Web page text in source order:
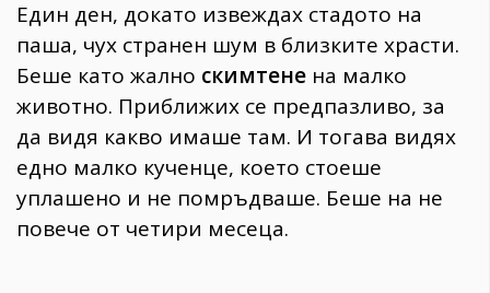
Един ден, докато извеждах стадото на
паша, чух странен шум в близките храсти.
Беше като жално скимтене на малко
животно. Приближих се предпазливо, за
да видя какво имаше там. И тогава видях
едно малко кученце, което стоеше
уплашено и не помръдваше. Беше на не
повече от четири месеца.